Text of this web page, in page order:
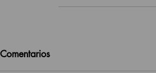
Comentarios